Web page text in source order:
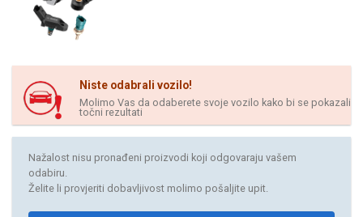
Niste odabrali vozilo!
Molimo Vas da odaberete svoje vozilo kako bi se pokazali
točni rezultati
Nažalost nisu pronađeni proizvodi koji odgovaraju vašem
odabiru.
Želite li provjeriti dobavljivost molimo pošaljite upit.